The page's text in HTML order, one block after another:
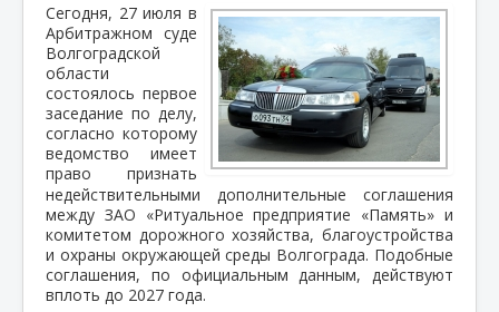
Сегодня, 27 июля в
Арбитражном суде
Волгоградской
области
состоялось первое
заседание по делу,
согласно которому
ведомство имеет
право признать
недействительными дополнительные соглашения
между ЗАО «Ритуальное предприятие «Память» и
комитетом дорожного хозяйства, благоустройства
и охраны окружающей среды Волгограда. Подобные
соглашения, по официальным данным, действуют
вплоть до 2027 года.